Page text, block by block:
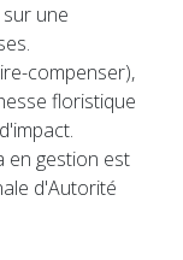
une
compenser),
floristique
en gestion est
d'Autorité